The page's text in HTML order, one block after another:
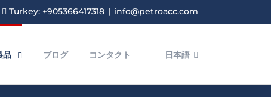
Turkey: +905366417318 | info@petroacc.com
品 ブログ コンタクト 日本語